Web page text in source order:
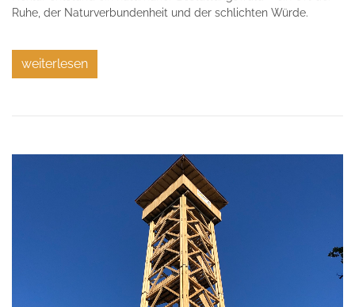
Ruhe, der Naturverbundenheit und der schlichten Würde.
weiterlesen